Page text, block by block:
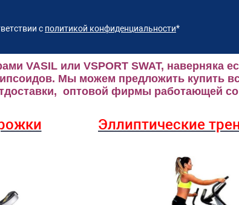
с политикой конфиденциальности*
VASIL или VSPORT SWAT, наверняка
Мы можем предложить купить
оптовой фирмы работающей
Эллиптические